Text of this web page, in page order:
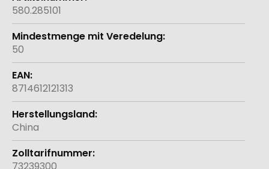
580.285101
50
8714612121313
China